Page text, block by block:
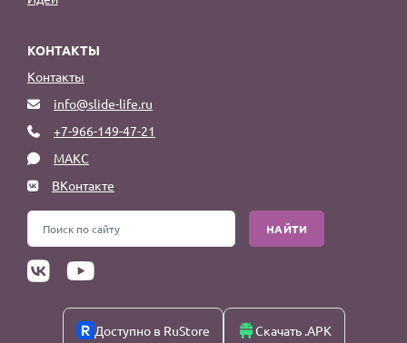
КОНТАКТЫ
Контакты
info@slide-life.ru
+7-966-149-47-21
МАКС
ВКонтакте
НАЙТИ
Доступно в RuStore Скачать .APK